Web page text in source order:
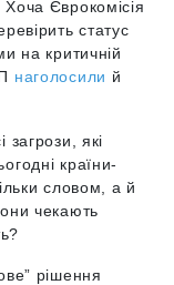
Єврокомісія
статус
на критичній
наголосили й
загрози, які
країни-
словом, а й
чекають
рішення